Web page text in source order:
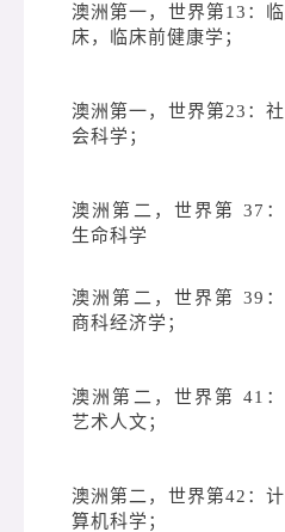
澳洲第一，世界第13：临
床，临床前健康学；
澳洲第一，世界第23：社
会科学；
澳洲第二，世界第 37：
生命科学
澳洲第二，世界第 39：
商科经济学；
澳洲第二，世界第 41：
艺术人文；
澳洲第二，世界第42：计
算机科学；